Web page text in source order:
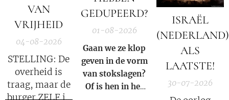
VAN
VRIJHEID
04-08-2026
STELLING: De
overheid is
traag, maar de
burger ZELF is
GEDUPEERD?
01-08-2026
Gaan we ze klop
geven in de vorm
van stokslagen?
Of is hen in het
Daily News
ISRAËL
(NEDERLAND)
ALS
LAATSTE!
30-07-2026